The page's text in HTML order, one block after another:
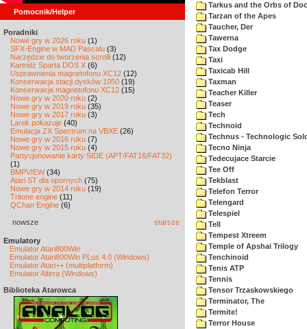
Pomocnik/Helper
Poradniki
Nowe gry w 2026 roku (1)
SFX-Engine w MAD Pascalu (3)
Narzędzie do tworzenia scrolli (12)
Kartridż Sparta DOS X (6)
Usprawnienia magnetofonu XC12 (12)
Konserwacja stacji dysków 1050 (19)
Konserwacja magnetofonu XC12 (15)
Nowe gry w 2020 roku (2)
Nowe gry w 2019 roku (35)
Nowe gry w 2017 roku (3)
Larek pokazuje (40)
Emulacja ZX Spectrum na VBXE (26)
Nowe gry w 2016 roku (7)
Nowe gry w 2015 roku (4)
Partycjonowanie karty SIDE (APT/FAT16/FAT32)
(1)
BMPVIEW(34)
Atari ST dla opornych (75)
Nowe gry w 2014 roku (19)
Tritone engine (11)
QChan Engine (6)
nowsze starsze
Emulatory
Emulator Atari800Win
Emulator Atari800Win PLus 4.0 (Windows)
Emulator Atari++ (multiplatform)
Emulator Altirra (Windows)
Biblioteka Atarowca
Tarkus and the Orbs of
Tarzan of the Apes
Taucher, Der
Tawerna
Tax Dodge
Taxi
Taxicab Hill
Taxman
Teacher Killer
Teaser
Tech
Technoid
Technus - Technologic
Tecno Ninja
Tedecujace Starcie
Tee Off
Tekblast
Telefon Terror
Telengard
Telespiel
Tell
Tempest Xtreem
Temple of Apshai Trilogy
Tenchinoid
Tenis ATP
Tennis
Tensor Trzaskowskiego
Terminator, The
Termite!
Terror House